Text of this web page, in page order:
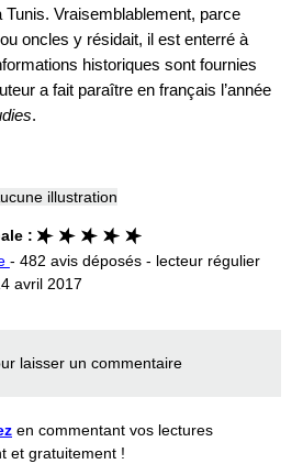
Tunis. Vraisemblablement, parce
oncles y résidait, il est enterré à
historiques sont fournies
a fait paraître en français l’année
.
illustration
:
- 482 avis déposés - lecteur régulier
avril 2017
laisser un commentaire
en commentant vos lectures
et gratuitement !